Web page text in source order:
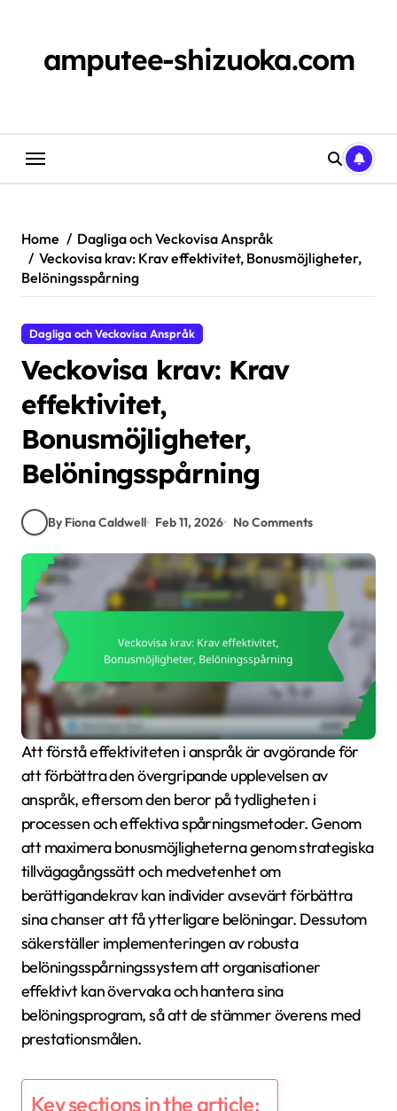
amputee-shizuoka.com
Home
Dagliga och Veckovisa Anspråk
Veckovisa krav: Krav effektivitet, Bonusmöjligheter,
Belöningsspårning
Dagliga och Veckovisa Anspråk
Veckovisa krav: Krav
effektivitet,
Bonusmöjligheter,
Belöningsspårning
By Fiona Caldwell Feb 11, 2026 No Comments
Att förstå effektiviteten i anspråk är avgörande för
att förbättra den övergripande upplevelsen av
anspråk, eftersom den beror på tydligheten i
processen och effektiva spårningsmetoder. Genom
att maximera bonusmöjligheterna genom strategiska
tillvägagångssätt och medvetenhet om
berättigandekrav kan individer avsevärt förbättra
sina chanser att få ytterligare belöningar. Dessutom
säkerställer implementeringen av robusta
belöningsspårningssystem att organisationer
effektivt kan övervaka och hantera sina
belöningsprogram, så att de stämmer överens med
prestationsmålen.
Key sections in the article: